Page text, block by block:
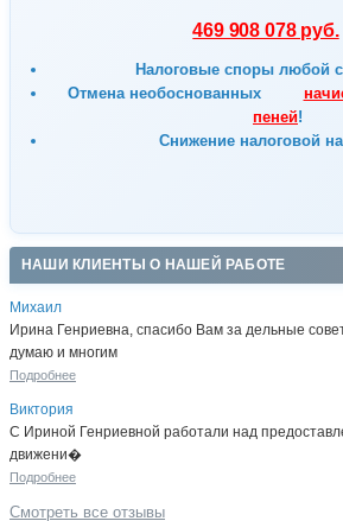
469 908 078 руб.
Налоговые споры любой
Отмена необоснованных
пеней!
Снижение налоговой
НАШИ КЛИЕНТЫ О НАШЕЙ РАБОТЕ
Михаил
Ирина Генриевна, спасибо Вам за дельные
думаю и многим
Подробнее
Виктория
С Ириной Генриевной работали над
движени�
Подробнее
Смотреть все отзывы